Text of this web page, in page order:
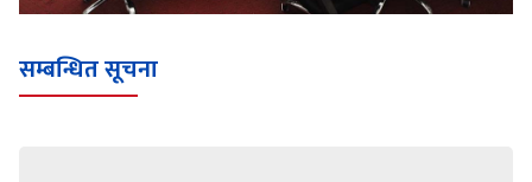
सम्बन्धित सूचना